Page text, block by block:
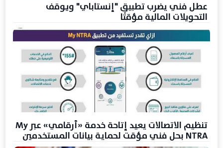
عطل فني يضرب تطبيق "إنستاباي" ويوقف
التحويلات المالية مؤقتًا
تنظيم الاتصالات يعيد إتاحة خدمة «أرقامي» عبر My
NTRA بحل فني مؤقت لحماية بيانات المستخدمين